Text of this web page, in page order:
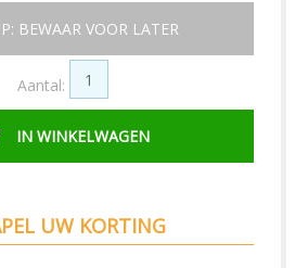
BEWAAR VOOR LATER
Aantal:
IN WINKELWAGEN
UW KORTING